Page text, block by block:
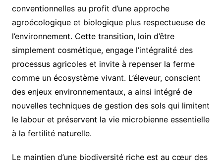
conventionnelles au profit d’une approche
agroécologique et biologique plus respectueuse de
l’environnement. Cette transition, loin d’être
simplement cosmétique, engage l’intégralité des
processus agricoles et invite à repenser la ferme
comme un écosystème vivant. L’éleveur, conscient
des enjeux environnementaux, a ainsi intégré de
nouvelles techniques de gestion des sols qui limitent
le labour et préservent la vie microbienne essentielle
à la fertilité naturelle.
Le maintien d’une biodiversité riche est au cœur des